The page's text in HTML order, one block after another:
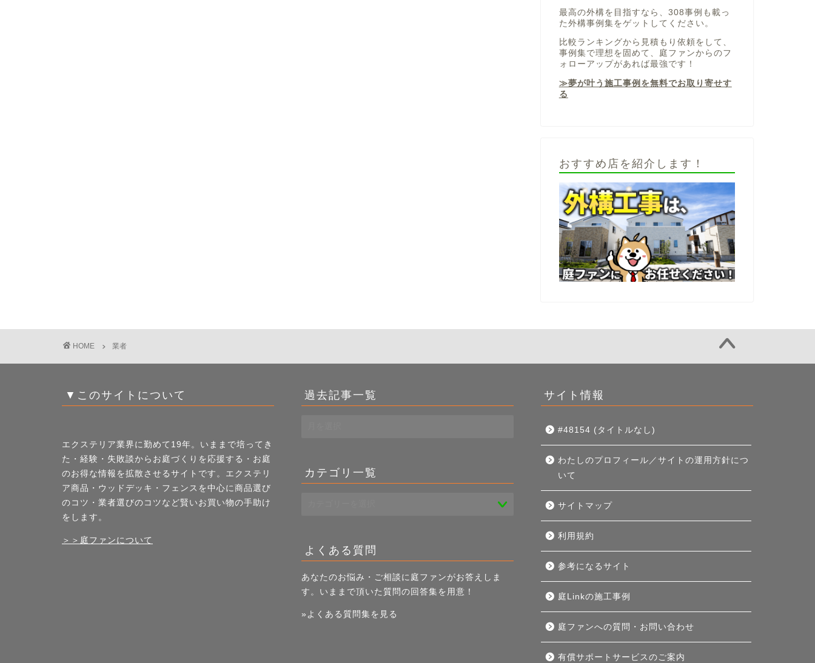
最高の外構を目指すなら、308事例も載っ
た外構事例集をゲットしてください。
比較ランキングから見積もり依頼をして、
事例集で理想を固めて、庭ファンからのフ
ォローアップがあれば最強です！
≫夢が叶う施工事例を無料でお取り寄せす
る
おすすめ店を紹介します！
HOME 業者
▼このサイトについて
エクステリア業界に勤めて19年。いままで培ってき
た・経験・失敗談からお庭づくりを応援する・お庭
のお得な情報を拡散させるサイトです。エクステリ
ア商品・ウッドデッキ・フェンスを中心に商品選び
のコツ・業者選びのコツなど賢いお買い物の手助け
をします。
＞＞庭ファンについて
過去記事一覧
一
覧
カテゴリ一覧
よくある質問
あなたのお悩み・ご相談に庭ファンがお答えしま
す。いままで頂いた質問の回答集を用意！
»よくある質問集を見る
サイト情報
#48154 (タイトルなし)
わたしのプロフィール／サイトの運用方針につ
いて
サイトマップ
利用規約
参考になるサイト
庭Linkの施工事例
庭ファンへの質問・お問い合わせ
有償サポートサービスのご案内